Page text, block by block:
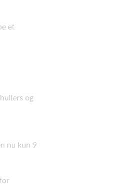
et
og
nu kun 9